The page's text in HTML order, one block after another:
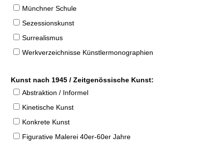
Münchner Schule
Sezessionskunst
Surrealismus
Werkverzeichnisse Künstlermonographien
Kunst nach 1945 / Zeitgenössische Kunst:
Abstraktion / Informel
Kinetische Kunst
Konkrete Kunst
Figurative Malerei 40er-60er Jahre